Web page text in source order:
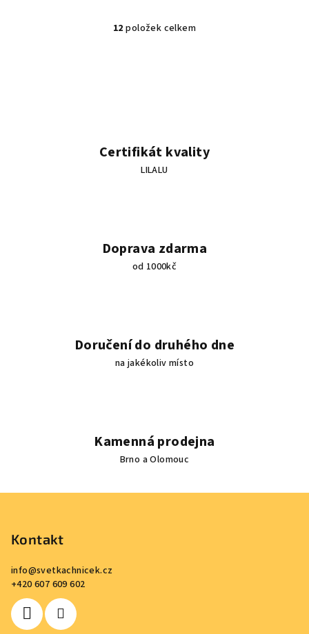
O
í
p
r
ý
p
12 položek celkem
Certifikát kvality
LILALU
Doprava zdarma
od 1000kč
Doručení do druhého dne
na jakékoliv místo
Kamenná prodejna
Brno a Olomouc
Kontakt
info@svetkachnicek.cz
+420 607 609 602